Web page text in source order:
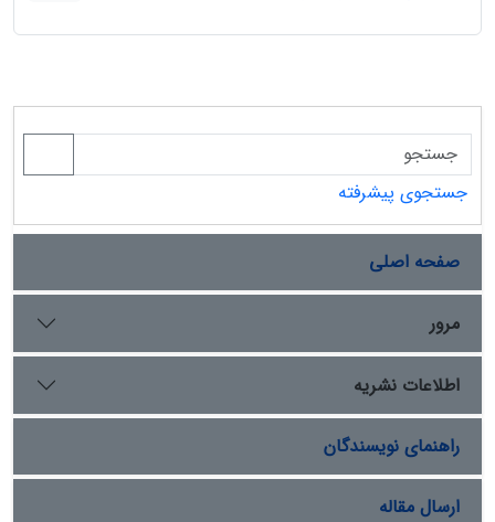
جستجوی پیشرفته
صفحه اصلی
مرور
اطلاعات نشریه
راهنمای نویسندگان
ارسال مقاله